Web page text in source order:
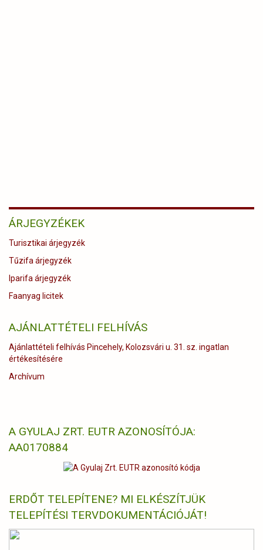
ÁRJEGYZÉKEK
Turisztikai árjegyzék
Tűzifa árjegyzék
Iparifa árjegyzék
Faanyag licitek
AJÁNLATTÉTELI FELHÍVÁS
Ajánlattételi felhívás Pincehely, Kolozsvári u. 31. sz. ingatlan
értékesítésére
Archívum
A GYULAJ ZRT. EUTR AZONOSÍTÓJA:
AA0170884
ERDŐT TELEPÍTENE? MI ELKÉSZÍTJÜK
TELEPÍTÉSI TERVDOKUMENTÁCIÓJÁT!